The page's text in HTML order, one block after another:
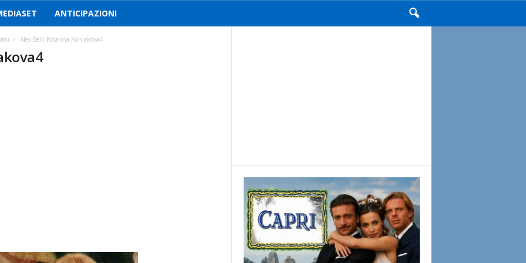
ANTICIPAZIONI
Alex Belli Katarina Raniakova4